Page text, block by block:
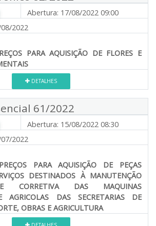
Abertura: 17/08/2022 09:00
2022
PARA AQUISIÇÃO DE FLORES E
DETALHES
61/2022
Abertura: 15/08/2022 08:30
2022
PARA AQUISIÇÃO DE PEÇAS
DESTINADOS À MANUTENÇÃO
E CORRETIVA DAS MAQUINAS
AGRICOLAS DAS SECRETARIAS DE
OBRAS E AGRICULTURA